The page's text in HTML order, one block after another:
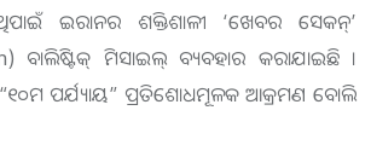
ଇରାନର ଶକ୍ତିଶାଳୀ ‘ଖେବର ସେକନ୍’
ବାଲିଷ୍ଟିକ୍ ମିସାଇଲ୍ ବ୍ୟବହାର କରାଯାଇଛି ।
ପର୍ଯ୍ୟାୟ” ପ୍ରତିଶୋଧମୂଳକ ଆକ୍ରମଣ ବୋଲି